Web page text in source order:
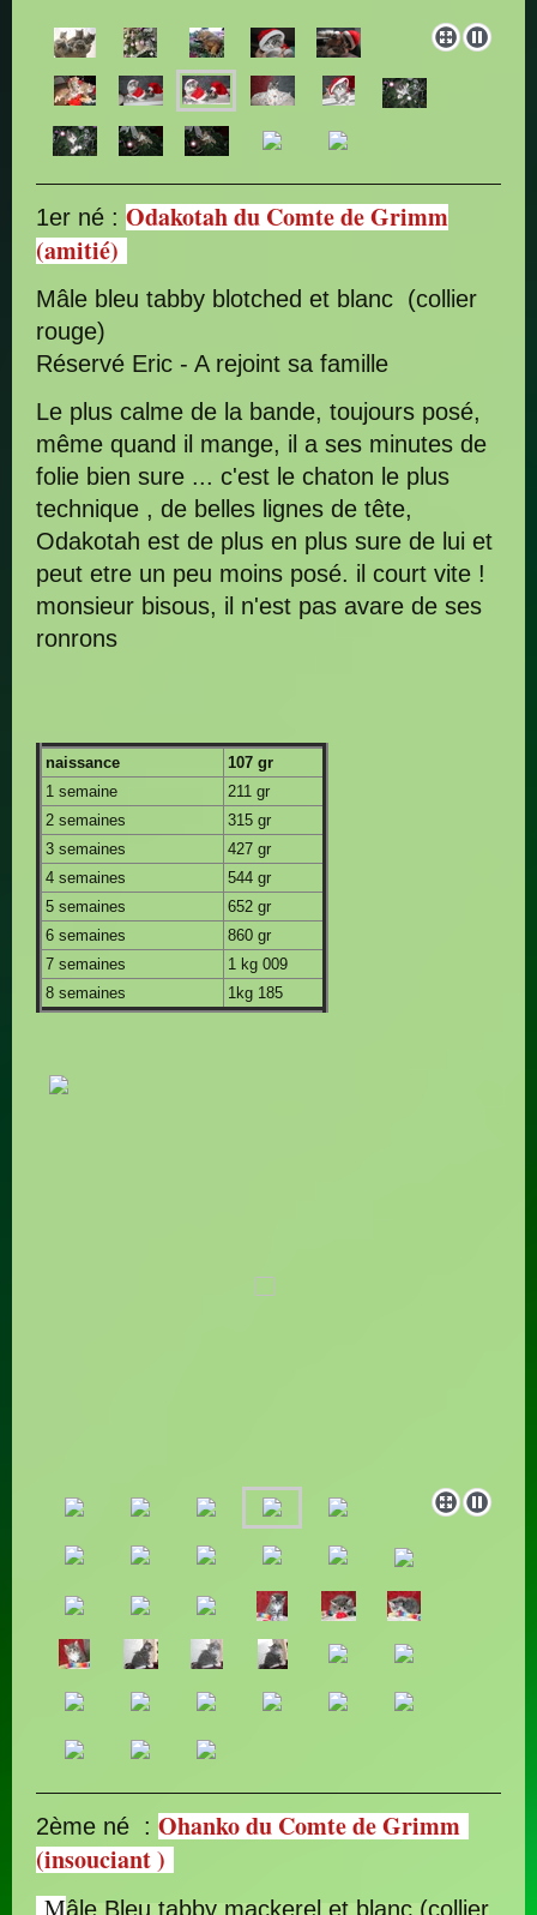
1er né : Odakotah du Comte de Grimm
(amitié)
Mâle bleu tabby blotched et blanc (collier
rouge)
Réservé Eric - A rejoint sa famille
Le plus calme de la bande, toujours posé,
même quand il mange, il a ses minutes de
folie bien sure ... c'est le chaton le plus
technique , de belles lignes de tête,
Odakotah est de plus en plus sure de lui et
peut etre un peu moins posé. il court vite !
monsieur bisous, il n'est pas avare de ses
ronrons
naissance
107 gr
1 semaine
211 gr
2 semaines
315 gr
3 semaines
427 gr
4 semaines
544 gr
5 semaines
652 gr
6 semaines
860 gr
7 semaines
1 kg 009
8 semaines
1kg 185
2ème né : Ohanko du Comte de Grimm
(insouciant )
Mâle Bleu tabby mackerel et blanc (collier